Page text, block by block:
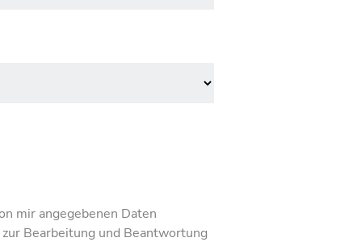
mir angegebenen Daten
Bearbeitung und Beantwortung